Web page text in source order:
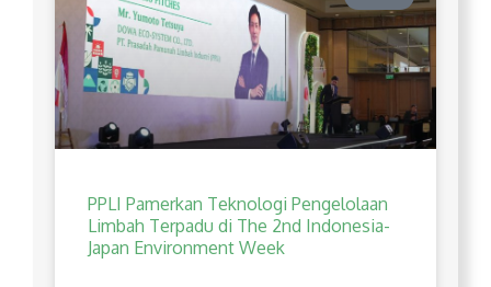
PPLI Pamerkan Teknologi Pengelolaan
Limbah Terpadu di The 2nd Indonesia-
Japan Environment Week